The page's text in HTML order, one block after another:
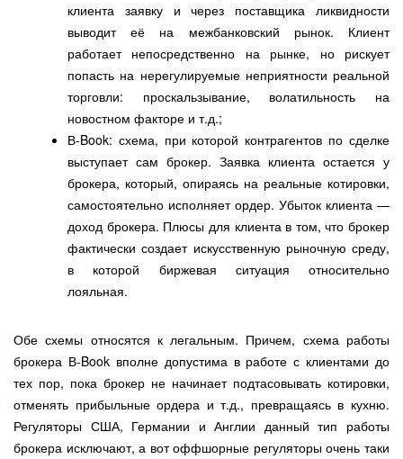
клиента заявку и через поставщика ликвидности
выводит её на межбанковский рынок. Клиент
работает непосредственно на рынке, но рискует
попасть на нерегулируемые неприятности реальной
торговли: проскальзывание, волатильность на
новостном факторе и т.д.;
В-Book: схема, при которой контрагентов по сделке
выступает сам брокер. Заявка клиента остается у
брокера, который, опираясь на реальные котировки,
самостоятельно исполняет ордер. Убыток клиента —
доход брокера. Плюсы для клиента в том, что брокер
фактически создает искусственную рыночную среду,
в которой биржевая ситуация относительно
лояльная.
Обе схемы относятся к легальным. Причем, схема работы
брокера В-Book вполне допустима в работе с клиентами до
тех пор, пока брокер не начинает подтасовывать котировки,
отменять прибыльные ордера и т.д., превращаясь в кухню.
Регуляторы США, Германии и Англии данный тип работы
брокера исключают, а вот оффшорные регуляторы очень таки